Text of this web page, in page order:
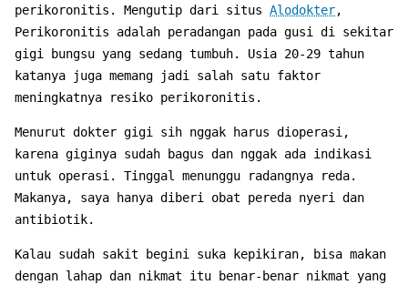
perikoronitis. Mengutip dari situs Alodokter,
Perikoronitis adalah peradangan pada gusi di sekitar
gigi bungsu yang sedang tumbuh. Usia 20-29 tahun
katanya juga memang jadi salah satu faktor
meningkatnya resiko perikoronitis.
Menurut dokter gigi sih nggak harus dioperasi,
karena giginya sudah bagus dan nggak ada indikasi
untuk operasi. Tinggal menunggu radangnya reda.
Makanya, saya hanya diberi obat pereda nyeri dan
antibiotik.
Kalau sudah sakit begini suka kepikiran, bisa makan
dengan lahap dan nikmat itu benar-benar nikmat yang